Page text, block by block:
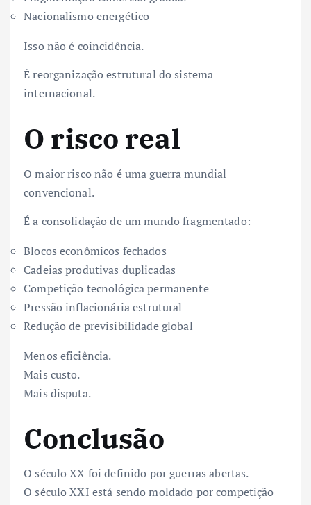
Nacionalismo energético
Isso não é coincidência.
É reorganização estrutural do sistema
internacional.
O risco real
O maior risco não é uma guerra mundial
convencional.
É a consolidação de um mundo fragmentado:
Blocos econômicos fechados
Cadeias produtivas duplicadas
Competição tecnológica permanente
Pressão inflacionária estrutural
Redução de previsibilidade global
Menos eficiência.
Mais custo.
Mais disputa.
Conclusão
O século XX foi definido por guerras abertas.
O século XXI está sendo moldado por competição